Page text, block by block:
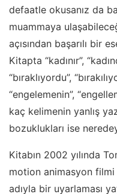
defaatle okusanız da
muammaya
açısından başarılı bir
Kitapta “kadınır”,
“bıraklıyordu”,
“engelemenin”,
kaç kelimenin yanlış
bozuklukları ise
Kitabın 2002 yılında
motion animasyon
adıyla bir uyarlaması